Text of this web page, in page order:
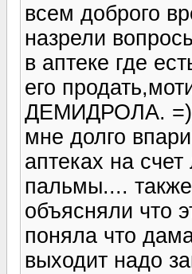
всем доброго
назрели
в аптеке где
его
ДЕМИДРОЛА. =))
мне долго
аптеках на
пальмы....
объясняли что
поняла что
выходит надо